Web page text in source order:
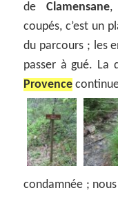
deClamensane,
coupés, c’est un
du parcours ; les
passer à gué. La
Provence
condamnée ;